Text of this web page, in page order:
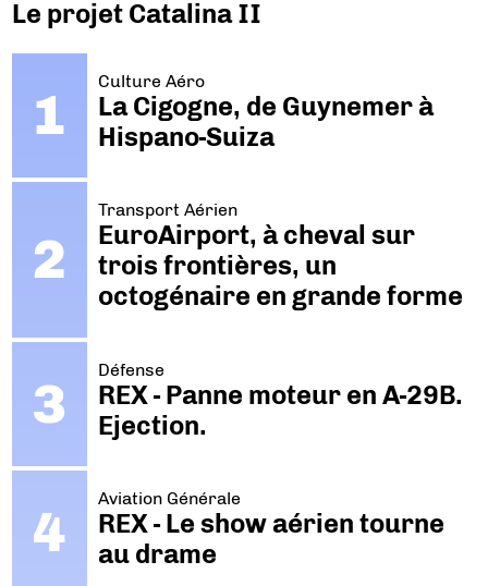
Le projet Catalina II
Culture Aéro
La Cigogne, de Guynemer à
Hispano-Suiza
Transport Aérien
EuroAirport, à cheval sur
trois frontières, un
octogénaire en grande forme
Défense
REX - Panne moteur en A-29B.
Ejection.
Aviation Générale
REX - Le show aérien tourne
au drame